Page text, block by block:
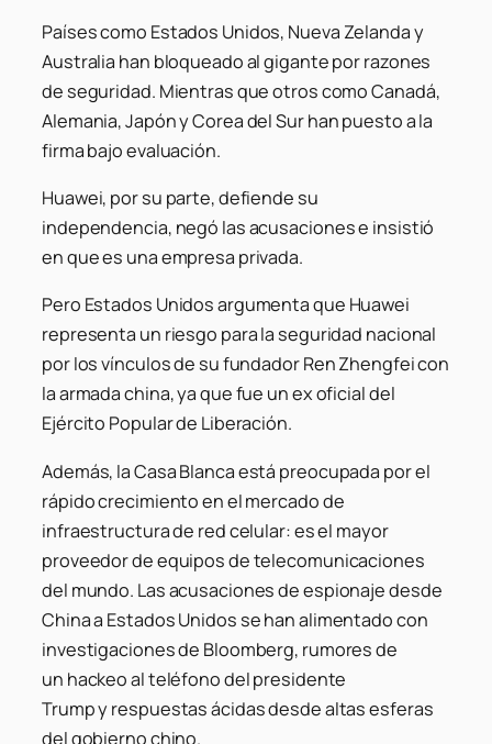
Países como Estados Unidos, Nueva Zelanda y
Australia han bloqueado al gigante por razones
de seguridad. Mientras que otros como Canadá,
Alemania, Japón y Corea del Sur han puesto a la
firma bajo evaluación.
Huawei, por su parte, defiende su
independencia, negó las acusaciones e insistió
en que es una empresa privada.
Pero Estados Unidos argumenta que Huawei
representa un riesgo para la seguridad nacional
por los vínculos de su fundador Ren Zhengfei con
la armada china, ya que fue un ex oficial del
Ejército Popular de Liberación.
Además, la Casa Blanca está preocupada por el
rápido crecimiento en el mercado de
infraestructura de red celular: es el mayor
proveedor de equipos de telecomunicaciones
del mundo. Las acusaciones de espionaje desde
China a Estados Unidos se han alimentado con
investigaciones de Bloomberg, rumores de
un hackeo al teléfono del presidente
Trump y respuestas ácidas desde altas esferas
del gobierno chino.